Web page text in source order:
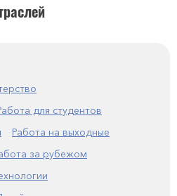
для студентов
Работа на выходные
за рубежом